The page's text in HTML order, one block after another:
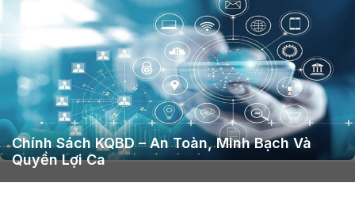
Chính Sách KQBD – An Toàn, Minh Bạch Và
Quyền Lợi Ca